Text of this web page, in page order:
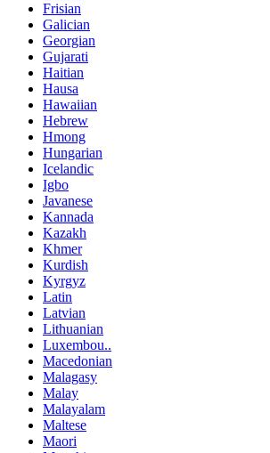
Frisian
Galician
Georgian
Gujarati
Haitian
Hausa
Hawaiian
Hebrew
Hmong
Hungarian
Icelandic
Igbo
Javanese
Kannada
Kazakh
Khmer
Kurdish
Kyrgyz
Latin
Latvian
Lithuanian
Luxembou..
Macedonian
Malagasy
Malay
Malayalam
Maltese
Maori